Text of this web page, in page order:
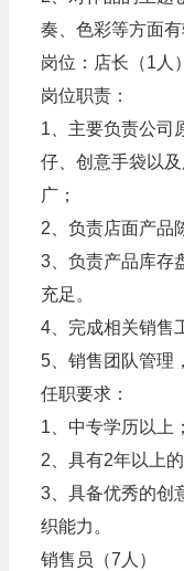
奏、色彩等方面有
岗位：店长（1人）
岗位职责：
1、主要负责公司
仔、创意手袋以
广；
2、负责店面产品
3、负责产品库存
充足。
4、完成相关销售
5、销售团队管理
任职要求：
1、中专学历以上；
2、具有2年以上
3、具备优秀的创
织能力。
销售员（7人）